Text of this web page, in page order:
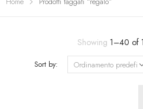
Showing 1–40 of
Sort by: